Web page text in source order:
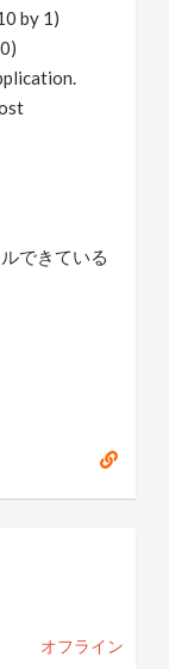
by 1)
できている
オフライン